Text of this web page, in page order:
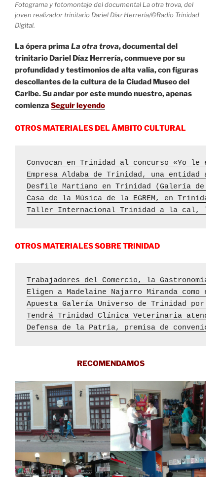
Fotograma y fotomontaje del documental La otra trova, del
joven realizador trinitario Dariel Díaz Herrería/©Radio Trinidad
Digital.
La ópera prima La otra trova, documental del
trinitario Dariel Díaz Herrería, conmueve por su
profundidad y testimonios de alta valía, con figuras
descollantes de la cultura de la Ciudad Museo del
Caribe. Su andar por este mundo nuestro, apenas
comienza Seguir leyendo
OTROS MATERIALES DEL ÁMBITO CULTURAL
Convocan en Trinidad al concurso «Yo le
Empresa Aldaba de Trinidad, una entidad al
Desfile Martiano en Trinidad (Galería de
Casa de la Música de la EGREM, en
Taller Internacional Trinidad a la cal, la
OTROS MATERIALES SOBRE TRINIDAD
Trabajadores del Comercio, la
Eligen a Madelaine Najarro Miranda como
Apuesta Galería Universo de Trinidad por
Tendrá Trinidad Clínica Veterinaria
Defensa de la Patria, premisa de convenios
RECOMENDAMOS